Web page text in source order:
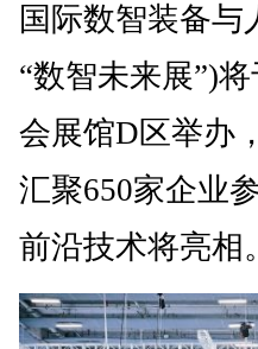
国际数智装备
“数智未来展”)
会展馆D区举办
汇聚650家企业
前沿技术将亮相。